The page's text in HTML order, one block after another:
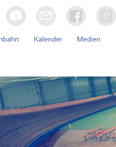
Kalender Medien